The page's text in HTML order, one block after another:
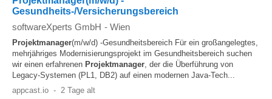
Gesundheits-/Versicherungsbereich
softwareXperts GmbH - Wien
Projektmanager(m/w/d) -Gesundheitsbereich Für ein großangelegtes,
mehrjähriges Modernisierungsprojekt im Gesundheitsbereich suchen
wir einen erfahrenen Projektmanager, der die Überführung von
Legacy-Systemen (PL1, DB2) auf einen modernen Java-Tech...
appcast.io - 2 Tage alt